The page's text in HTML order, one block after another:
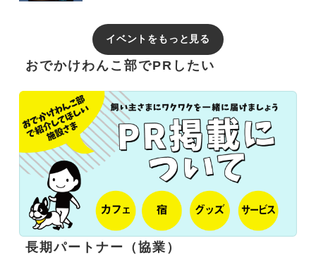
イベントをもっと見る
おでかけわんこ部でPRしたい
長期パートナー（協業）